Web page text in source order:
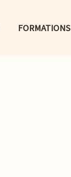
FORMATIONS